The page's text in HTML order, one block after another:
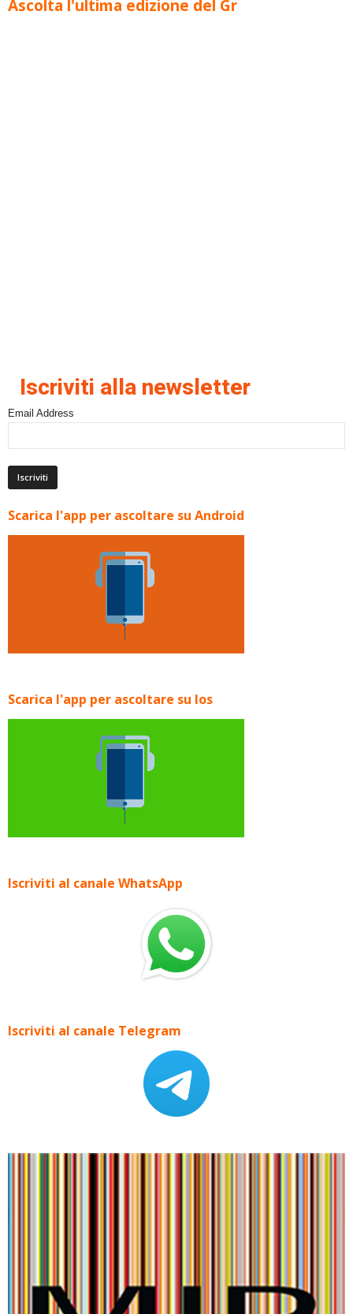
Ascolta l'ultima edizione del Gr
Iscriviti alla newsletter
Email Address
Scarica l'app per ascoltare su Android
Scarica l'app per ascoltare su Ios
Iscriviti al canale WhatsApp
Iscriviti al canale Telegram